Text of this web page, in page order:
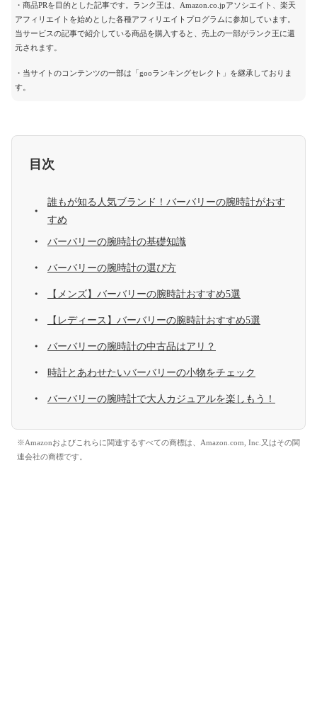
・商品PRを目的とした記事です。ランク王は、Amazon.co.jpアソシエイト、楽天
アフィリエイトを始めとした各種アフィリエイトプログラムに参加しています。
当サービスの記事で紹介している商品を購入すると、売上の一部がランク王に還
元されます。
・当サイトのコンテンツの一部は「gooランキングセレクト」を継承しておりま
す。
目次
誰もが知る人気ブランド！バーバリーの腕時計がおす
すめ
バーバリーの腕時計の基礎知識
バーバリーの腕時計の選び方
【メンズ】バーバリーの腕時計おすすめ5選
【レディース】バーバリーの腕時計おすすめ5選
バーバリーの腕時計の中古品はアリ？
時計とあわせたいバーバリーの小物をチェック
バーバリーの腕時計で大人カジュアルを楽しもう！
※Amazonおよびこれらに関連するすべての商標は、Amazon.com, Inc.又はその関
連会社の商標です。